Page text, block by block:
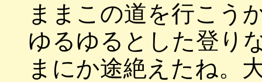
ままこの道を行こう
ゆるゆるとした登り
まにか途絶えたね。